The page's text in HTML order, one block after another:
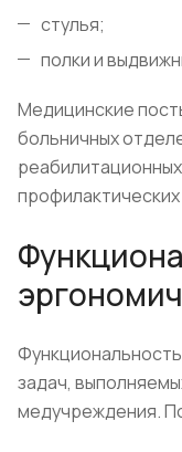
стулья;
полки и
Медицинские
больничных
задач,
медучреждения.